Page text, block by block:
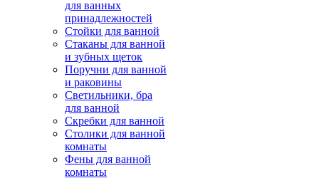
для ванных
принадлежностей
Стойки для ванной
Стаканы для ванной
и зубных щеток
Поручни для ванной
и раковины
Светильники, бра
для ванной
Скребки для ванной
Столики для ванной
комнаты
Фены для ванной
комнаты